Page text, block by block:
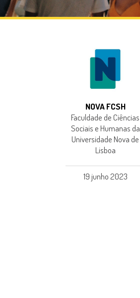
NOVA FCSH
Faculdade de Ciências
Sociais e Humanas da
Universidade Nova de
Lisboa
19 junho 2023